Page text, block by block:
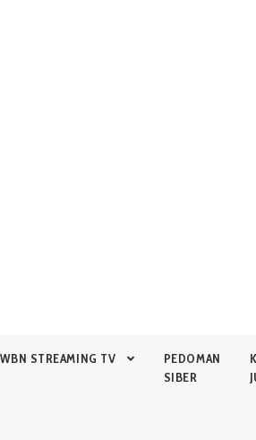
WBN STREAMING TV
PEDOMAN
SIBER